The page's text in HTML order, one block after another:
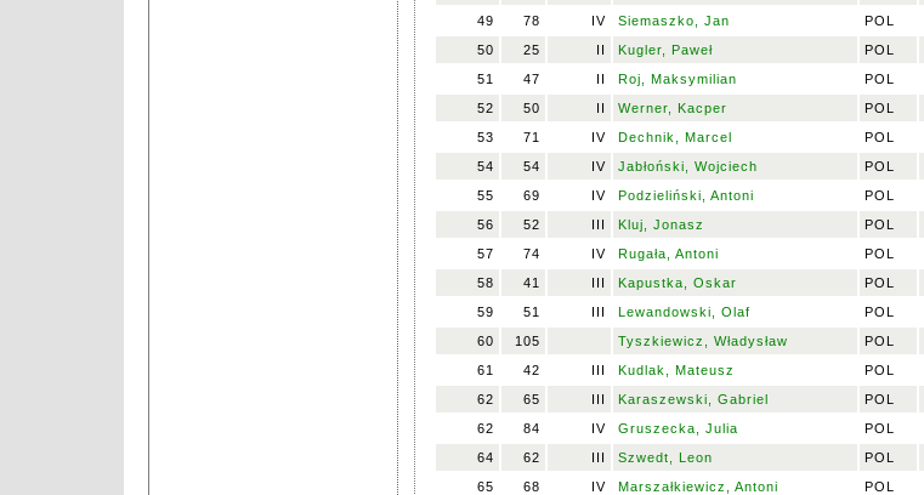
49
78 IV Siemaszko, Jan POL
50
25 II Kugler, Paweł POL
51
47 II Roj, Maksymilian POL
52
50 II Werner, Kacper POL
53
71 IV Dechnik, Marcel POL
54
54 IV Jabłoński, Wojciech POL
55
69 IV Podzieliński, Antoni POL
56
52 III Kluj, Jonasz POL
57
74 IV Rugała, Antoni POL
58
41 III Kapustka, Oskar POL
59
51 III Lewandowski, Olaf POL
60
105 Tyszkiewicz, Władysław POL
61
42 III Kudlak, Mateusz POL
62
65 III Karaszewski, Gabriel POL
62
84 IV Gruszecka, Julia POL
64
62 III Szwedt, Leon POL
65
68 IV Marszałkiewicz, Antoni POL